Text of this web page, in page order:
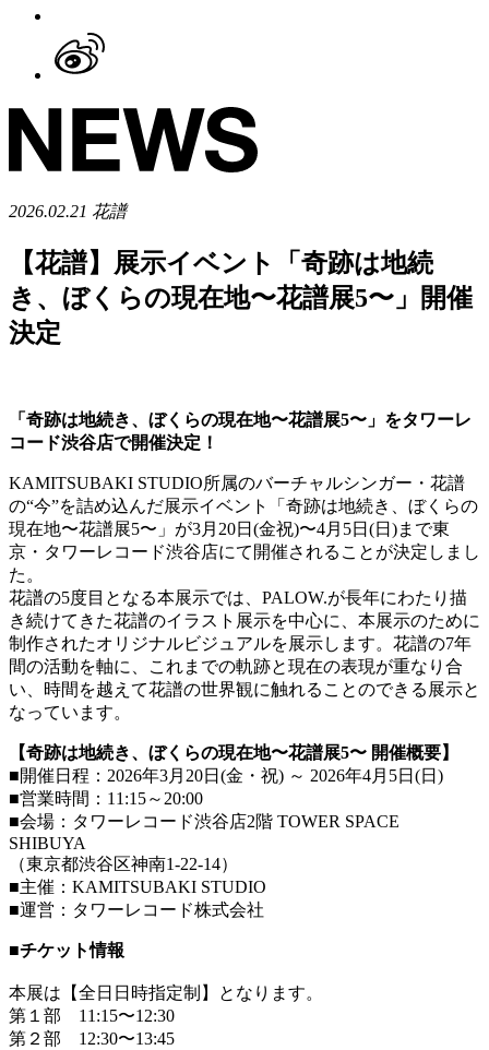
2026.02.21 花譜
【花譜】展示イベント「奇跡は地続
き、ぼくらの現在地〜花譜展5〜」開催
決定
「奇跡は地続き、ぼくらの現在地〜花譜展5〜」をタワーレ
コード渋谷店で開催決定！
KAMITSUBAKI STUDIO所属のバーチャルシンガー・花譜
の“今”を詰め込んだ展示イベント「奇跡は地続き、ぼくらの
現在地〜花譜展5〜」が3月20日(金祝)〜4月5日(日)まで東
京・タワーレコード渋谷店にて開催されることが決定しまし
た。
花譜の5度目となる本展示では、PALOW.が長年にわたり描
き続けてきた花譜のイラスト展示を中心に、本展示のために
制作されたオリジナルビジュアルを展示します。花譜の7年
間の活動を軸に、これまでの軌跡と現在の表現が重なり合
い、時間を越えて花譜の世界観に触れることのできる展示と
なっています。
【奇跡は地続き、ぼくらの現在地〜花譜展5〜 開催概要】
■開催日程：2026年3月20日(金・祝) ～ 2026年4月5日(日)
■営業時間：11:15～20:00
■会場：タワーレコード渋谷店2階 TOWER SPACE
SHIBUYA
（東京都渋谷区神南1-22-14）
■主催：KAMITSUBAKI STUDIO
■運営：タワーレコード株式会社
■チケット情報
本展は【全日日時指定制】となります。
第１部 11:15〜12:30
第２部 12:30〜13:45